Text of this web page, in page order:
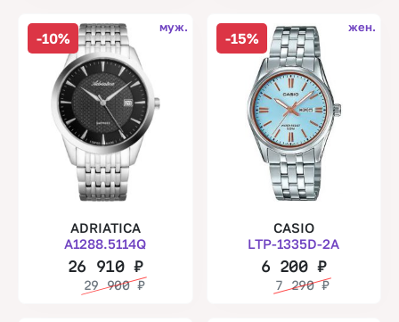
-10%
муж.
ADRIATICA
A1288.5114Q
26 910₽
29 900₽
-15%
жен.
CASIO
LTP-1335D-2A
6 200₽
7 290₽